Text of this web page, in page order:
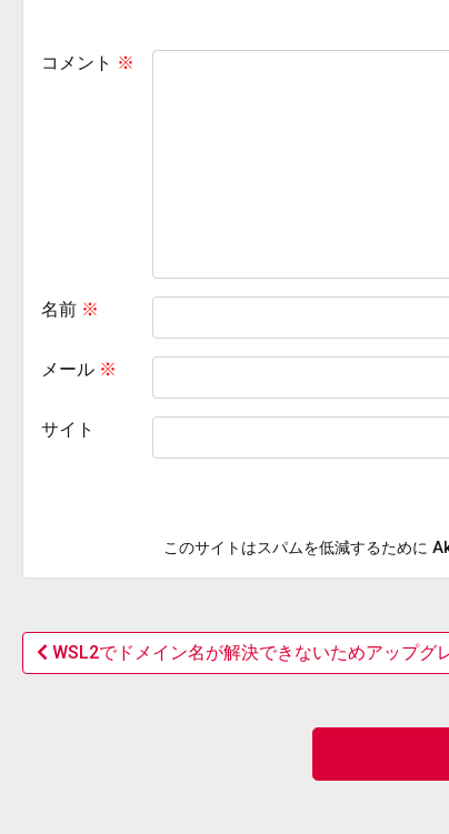
コメント ※
名前 ※
メール ※
サイト
このサイトはスパムを低減するために
WSL2でドメイン名が解決できないためアップグ